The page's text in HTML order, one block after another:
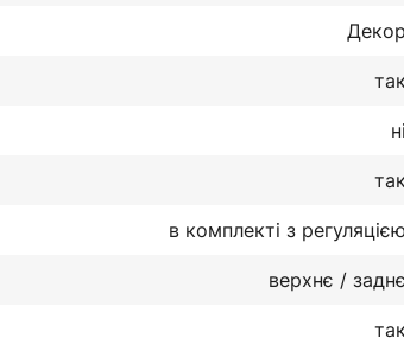
Декор
так
ні
так
в комплекті з регуляцією
верхнє / заднє
так